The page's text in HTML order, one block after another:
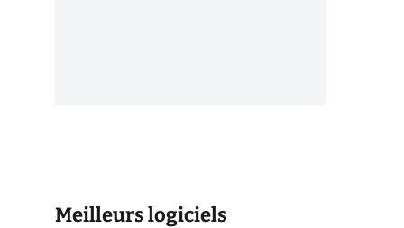
Meilleurs logiciels